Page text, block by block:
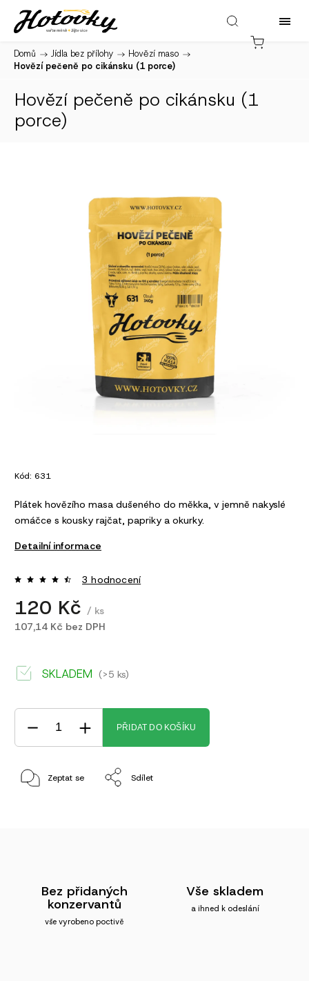
Domů / Jídla bez přílohy / Hovězí maso /
Hovězí pečeně po cikánsku (1 porce)
Hovězí pečeně po cikánsku (1
porce)
Kód: 631
Plátek hovězího masa dušeného do měkka, v jemně nakyslé
omáčce s kousky rajčat, papriky a okurky.
Detailní informace
3 hodnocení
120 Kč / ks
107,14 Kč bez DPH
SKLADEM (>5 ks)
PŘIDAT DO KOŠÍKU
Zeptat se Sdílet
Bez přidaných
konzervantů
vše vyrobeno poctivě
Vše skladem
a ihned k odeslání